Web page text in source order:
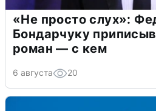
«Не просто слух»:
Бондарчуку
роман — с кем
6 августа 20